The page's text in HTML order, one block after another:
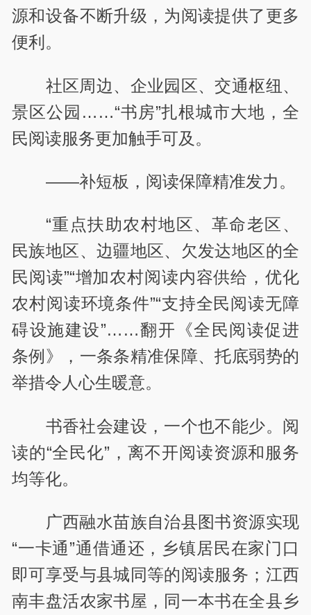
源和设备不断升级，为阅读提供了更多
便利。
社区周边、企业园区、交通枢纽、
景区公园……“书房”扎根城市大地，全
民阅读服务更加触手可及。
——补短板，阅读保障精准发力。
“重点扶助农村地区、革命老区、
民族地区、边疆地区、欠发达地区的全
民阅读”“增加农村阅读内容供给，优化
农村阅读环境条件”“支持全民阅读无障
碍设施建设”……翻开《全民阅读促进
条例》，一条条精准保障、托底弱势的
举措令人心生暖意。
书香社会建设，一个也不能少。阅
读的“全民化”，离不开阅读资源和服务
均等化。
广西融水苗族自治县图书资源实现
“一卡通”通借通还，乡镇居民在家门口
即可享受与县城同等的阅读服务；江西
南丰盘活农家书屋，同一本书在全县乡